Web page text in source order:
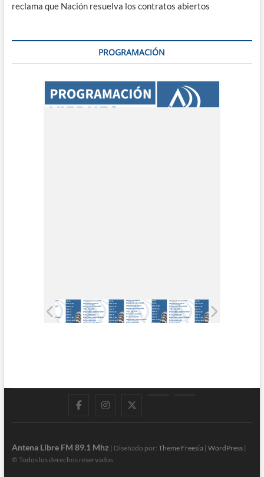
reclama que Nación resuelva los contratos abiertos
PROGRAMACIÓN
FacebookInstagram
Antena Libre FM 89.1 Mhz | Diseñado por: Theme Freesia| WordPress|
© Todos los derechos reservados